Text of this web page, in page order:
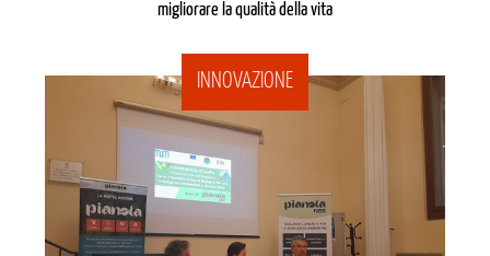
migliorare la qualità della vita
INNOVAZIONE